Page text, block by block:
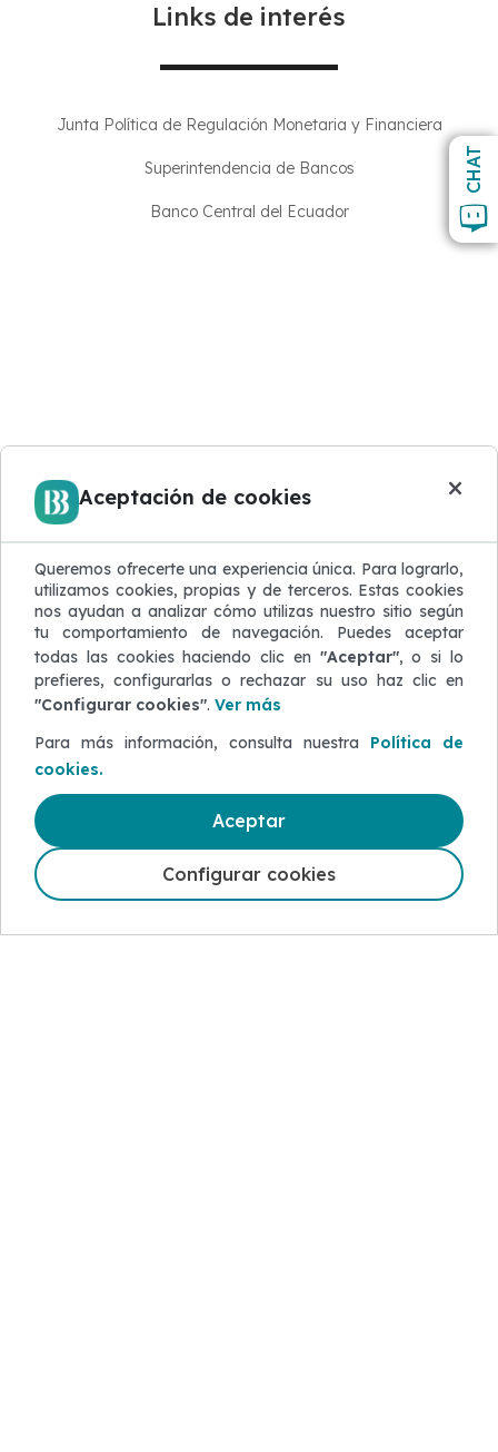
CHAT
Aceptación de cookies ×
Queremos ofrecerte una experiencia única. Para lograrlo,
utilizamos cookies, propias y de terceros. Estas cookies
nos ayudan a analizar cómo utilizas nuestro sitio según
tu comportamiento de navegación. Puedes aceptar
todas las cookies haciendo clic en "Aceptar", o si lo
prefieres, configurarlas o rechazar su uso haz clic en
"Configurar cookies". Ver más
Para más información, consulta nuestra Política de
cookies.
Configurar cookies
Aceptar
Links de interés
Junta Polí­tica de Regulación Monetaria y Financiera
Superintendencia de Bancos
Banco Central del Ecuador
ACERCA DE BANCO BOLIVARIANO
Gobierno Corporativo
Programa de prevención de lavado de
Sostenibilidad
Donaciones
5-50 50 50
Guayaquil: (04) 230-5000
Quito: (02) 393-5000
Cuenca: (07) 288-8000